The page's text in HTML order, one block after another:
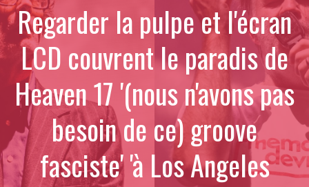
Regarder la pulpe et l'écran
LCD couvrent le paradis de
Heaven 17 '(nous n'avons pas
besoin de ce) groove
fasciste' 'à Los Angeles